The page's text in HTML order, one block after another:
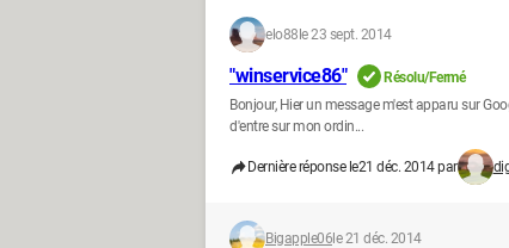
elo88 le 23 sept. 2014
"winservice86"
Résolu/Fermé
Bonjour, Hier un message m'est apparu sur
d'entre sur mon ordin...
Dernière réponse le21 déc. 2014 par
Bigapple06 le 21 déc. 2014